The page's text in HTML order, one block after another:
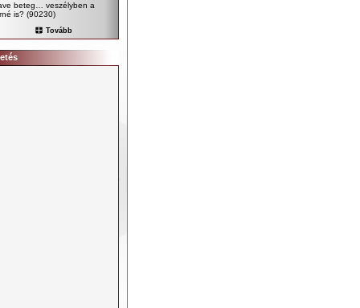
beteg… veszélyben a
is? (90230)
Tovább